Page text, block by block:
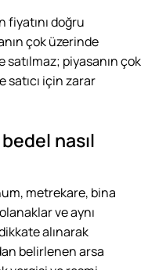
fiyatını doğru
çok üzerinde
piyasanın çok
için zarar
nasıl
metrekare, bina
ve aynı
alınarak
belirlenen arsa